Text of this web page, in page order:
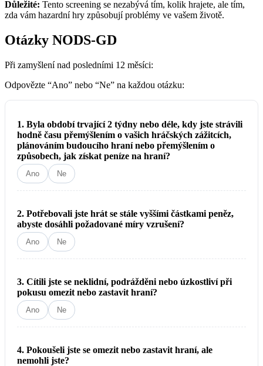
Důležité: Tento screening se nezabývá tím, kolik hrajete, ale tím,
zda vám hazardní hry způsobují problémy ve vašem životě.
Otázky NODS-GD
Při zamyšlení nad posledními 12 měsíci:
Odpovězte “Ano” nebo “Ne” na každou otázku:
1. Byla období trvající 2 týdny nebo déle, kdy jste strávili
hodně času přemýšlením o vašich hráčských zážitcích,
plánováním budoucího hraní nebo přemýšlením o
způsobech, jak získat peníze na hraní?
Ano Ne
2. Potřebovali jste hrát se stále vyššími částkami peněz,
abyste dosáhli požadované míry vzrušení?
Ano Ne
3. Cítili jste se neklidní, podrážděni nebo úzkostliví při
pokusu omezit nebo zastavit hraní?
Ano Ne
4. Pokoušeli jste se omezit nebo zastavit hraní, ale
nemohli jste?